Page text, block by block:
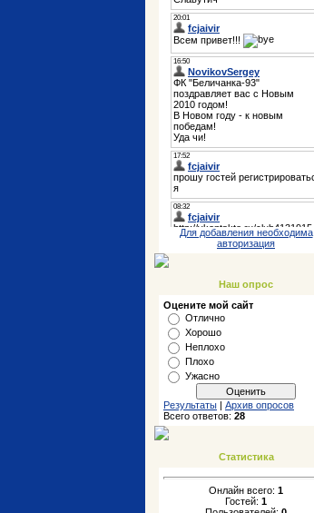
Для добавления необходима
авторизация
Наш опрос
Оцените мой сайт
Отлично
Хорошо
Неплохо
Плохо
Ужасно
Результаты | Архив опросов
Всего ответов: 28
Статистика
Онлайн всего: 1
Гостей: 1